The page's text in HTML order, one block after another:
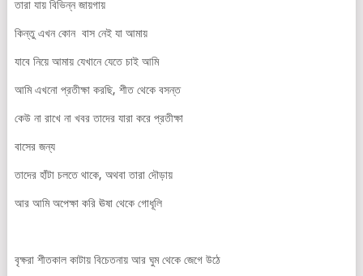
তারা যায় বিভিন্ন জায়গায়
কিন্তু এখন কোন বাস নেই যা আমায়
যাবে নিয়ে আমায় যেখানে যেতে চাই আমি
আমি এখনো প্রতীক্ষা করছি, শীত থেকে বসন্ত
কেউ না রাখে না খবর তাদের যারা করে প্রতীক্ষা
বাসের জন্য
তাদের হাঁটা চলতে থাকে, অথবা তারা দৌড়ায়
আর আমি অপেক্ষা করি ঊষা থেকে গোধূলি
বৃক্ষরা শীতকাল কাটায় বিচেতনায় আর ঘুম থেকে জেগে উঠে